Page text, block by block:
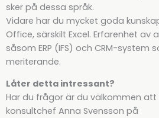
sker på dessa språk.
Vidare har du mycket goda
Office, särskilt Excel. Erfarenhet av
såsom ERP (IFS) och CRM-system
meriterande.
Låter detta intressant?
Har du frågor är du välkommen
konsultchef Anna Svensson på